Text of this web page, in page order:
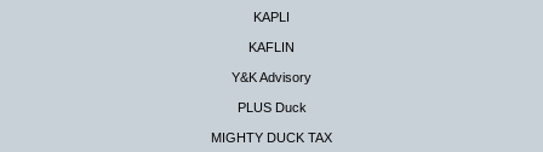
KAPLI
KAFLIN
Y&K Advisory
PLUS Duck
MIGHTY DUCK TAX